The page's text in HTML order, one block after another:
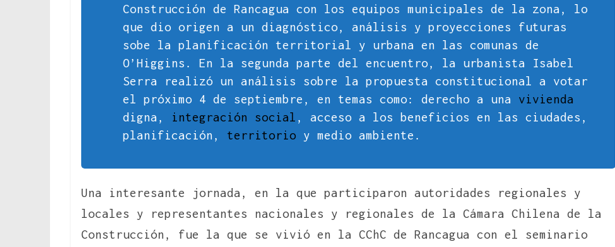
Construcción de Rancagua con los equipos municipales de la zona, lo
que dio origen a un diagnóstico, análisis y proyecciones futuras
sobe la planificación territorial y urbana en las comunas de
O’Higgins. En la segunda parte del encuentro, la urbanista Isabel
Serra realizó un análisis sobre la propuesta constitucional a votar
el próximo 4 de septiembre, en temas como: derecho a una vivienda
digna, integración social , acceso a los beneficios en las ciudades,
planificación, territorio y medio ambiente.
Una interesante jornada, en la que participaron autoridades regionales y
locales y representantes nacionales y regionales de la Cámara Chilena de la
Construcción, fue la que se vivió en la CChC de Rancagua con el seminario